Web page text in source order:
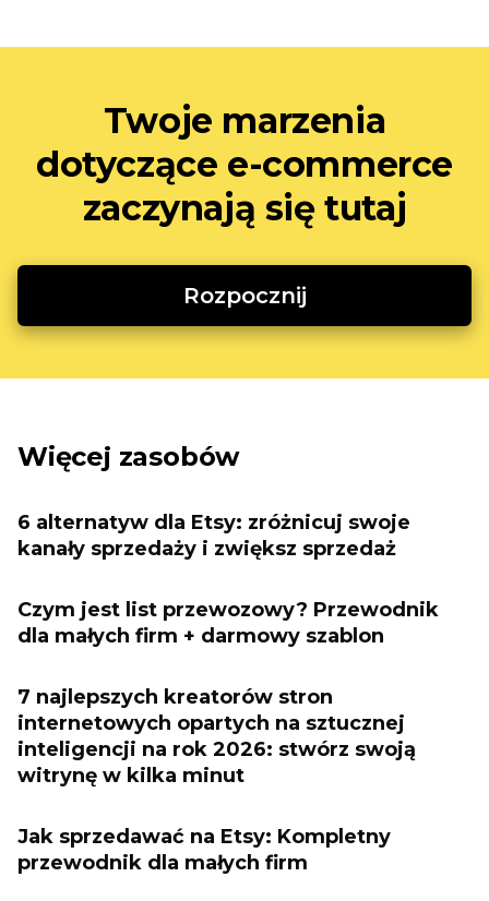
Twoje marzenia
dotyczące e-commerce
zaczynają się tutaj
Rozpocznij
Więcej zasobów
6 alternatyw dla Etsy: zróżnicuj swoje
kanały sprzedaży i zwiększ sprzedaż
Czym jest list przewozowy? Przewodnik
dla małych firm + darmowy szablon
7 najlepszych kreatorów stron
internetowych opartych na sztucznej
inteligencji na rok 2026: stwórz swoją
witrynę w kilka minut
Jak sprzedawać na Etsy: Kompletny
przewodnik dla małych firm